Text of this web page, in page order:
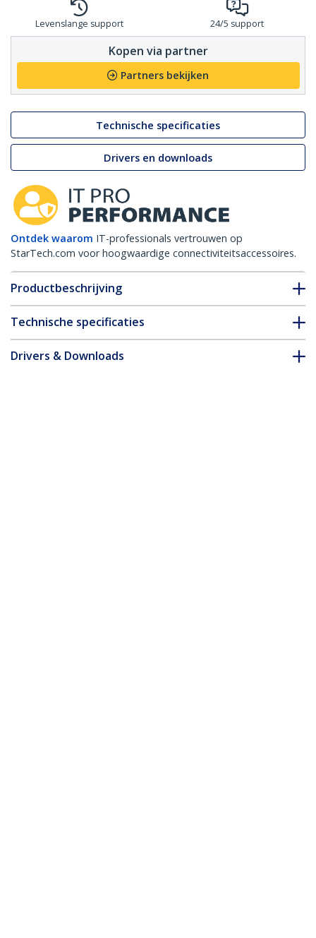
Levenslange support 24/5 support
Kopen via partner
Partners bekijken
Technische specificaties
Drivers en downloads
Ontdek waarom IT-professionals vertrouwen op
StarTech.com voor hoogwaardige connectiviteitsaccessoires.
Productbeschrijving
Technische specificaties
Drivers & Downloads